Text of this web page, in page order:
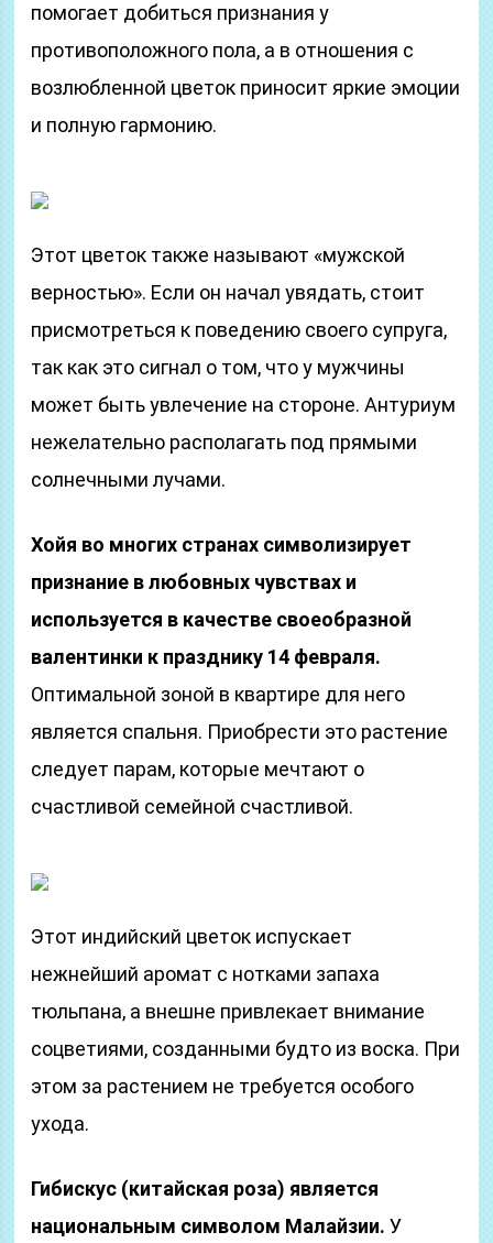
помогает добиться признания у
противоположного пола, а в отношения с
возлюбленной цветок приносит яркие эмоции
и полную гармонию.
Этот цветок также называют «мужской
верностью». Если он начал увядать, стоит
присмотреться к поведению своего супруга,
так как это сигнал о том, что у мужчины
может быть увлечение на стороне. Антуриум
нежелательно располагать под прямыми
солнечными лучами.
Хойя во многих странах символизирует
признание в любовных чувствах и
используется в качестве своеобразной
валентинки к празднику 14 февраля.
Оптимальной зоной в квартире для него
является спальня. Приобрести это растение
следует парам, которые мечтают о
счастливой семейной счастливой.
Этот индийский цветок испускает
нежнейший аромат с нотками запаха
тюльпана, а внешне привлекает внимание
соцветиями, созданными будто из воска. При
этом за растением не требуется особого
ухода.
Гибискус (китайская роза) является
национальным символом Малайзии. У